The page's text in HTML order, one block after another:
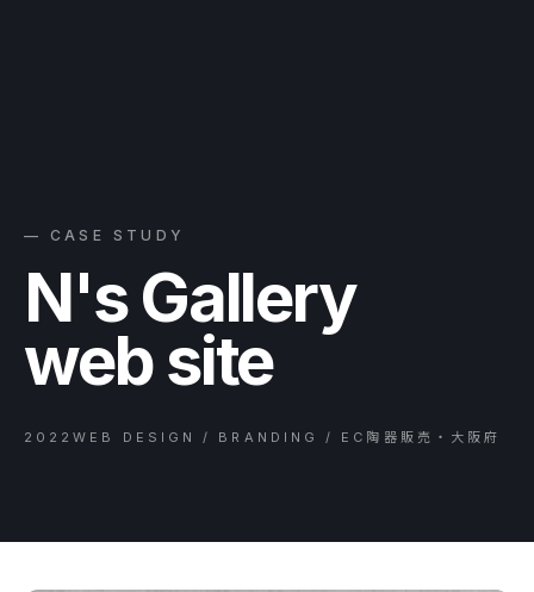
— CASE STUDY
N's Gallery
web site
2022WEB DESIGN / BRANDING / EC 陶器販売・大阪府